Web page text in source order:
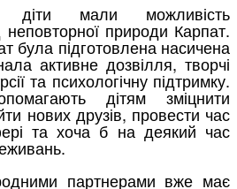
діти мали можливість
природи Карпат.
була підготовлена насичена
активне дозвілля, творчі
та психологічну підтримку.
дітям зміцнити
нових друзів, провести час
та хоча б на деякий час
партнерами вже має